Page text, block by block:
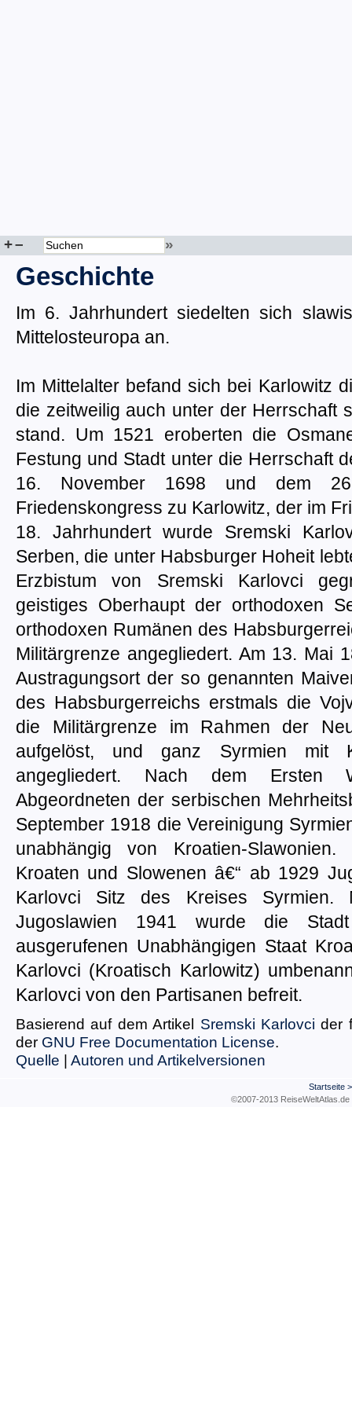
+– »
Geschichte
Im 6. Jahrhundert siedelten sich
Mittelosteuropa an.
Im Mittelalter befand sich bei Karlowitz
die zeitweilig auch unter der Herrschaft
stand. Um 1521 eroberten die
Festung und Stadt unter die Herrschaft
16. November 1698 und dem
Friedenskongress zu Karlowitz, der im
18. Jahrhundert wurde Sremski
Serben, die unter Habsburger Hoheit
Erzbistum von Sremski Karlovci
geistiges Oberhaupt der orthodoxen
orthodoxen Rumänen des
Militärgrenze angegliedert. Am 13. Mai
Austragungsort der so genannten
des Habsburgerreichs erstmals die
die Militärgrenze im Rahmen der
aufgelöst, und ganz Syrmien mit
angegliedert. Nach dem Ersten
Abgeordneten der serbischen
September 1918 die Vereinigung
unabhängig von Kroatien-
Kroaten und Slowenen â€“ ab 1929
Karlovci Sitz des Kreises
Jugoslawien 1941 wurde die
ausgerufenen Unabhängigen Staat
Karlovci (Kroatisch Karlowitz)
Karlovci von den Partisanen befreit.
Basierend auf dem Artikel Sremski Karlovci der
der GNU Free Documentation License.
Quelle | Autoren und Artikelversionen
Startseite
©2007-2013